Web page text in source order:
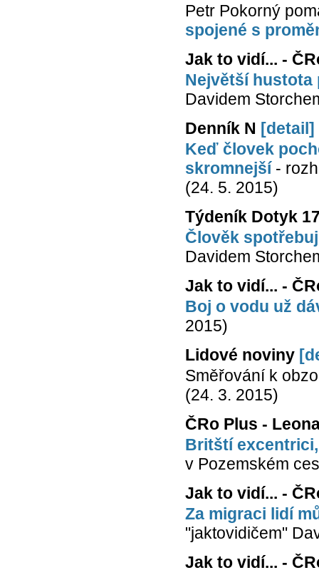
Petr Pokorný
spojené s
Jak to vidí... -
Největší hustota
Davidem
Denník N [detail]
Keď človek
skromnejší-
(24. 5. 2015)
Týdeník Dotyk
Člověk
Davidem
Jak to vidí... -
Boj o vodu už
2015)
Lidové noviny
Směřování k
(24. 3. 2015)
ČRo Plus -
Britští
v Pozemském
Jak to vidí... -
Za migraci lidí
"jaktovidičem"
Jak to vidí... -